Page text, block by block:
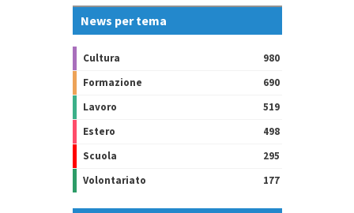
News per tema
Cultura
980
Formazione
690
Lavoro
519
Estero
498
Scuola
295
Volontariato
177